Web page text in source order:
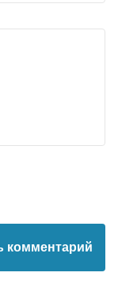
комментарий